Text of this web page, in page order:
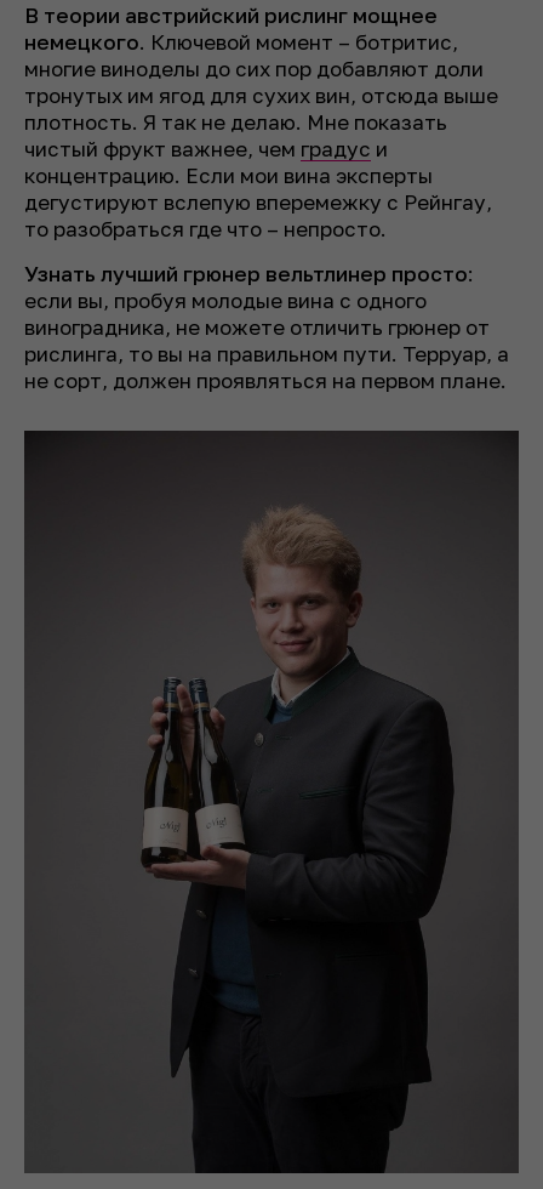
В теории австрийский рислинг мощнее
немецкого. Ключевой момент – ботритис,
многие виноделы до сих пор добавляют доли
тронутых им ягод для сухих вин, отсюда выше
плотность. Я так не делаю. Мне показать
чистый фрукт важнее, чем градус и
концентрацию. Если мои вина эксперты
дегустируют вслепую вперемежку с Рейнгау,
то разобраться где что – непросто.
Узнать лучший грюнер вельтлинер просто:
если вы, пробуя молодые вина с одного
виноградника, не можете отличить грюнер от
рислинга, то вы на правильном пути. Терруар, а
не сорт, должен проявляться на первом плане.